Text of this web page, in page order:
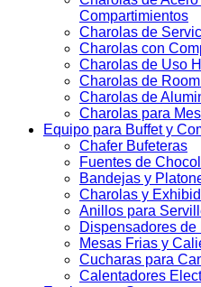
Compartimientos
Charolas de
Charolas con
Charolas de Uso
Charolas de
Charolas de
Charolas para
Equipo para Buffet y
Chafer Bufeteras
Fuentes de
Bandejas y
Charolas y
Anillos para
Dispensadores
Mesas Frias y
Cucharas para
Calentadores